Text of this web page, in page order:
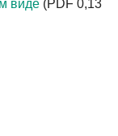
виде (PDF 0,13